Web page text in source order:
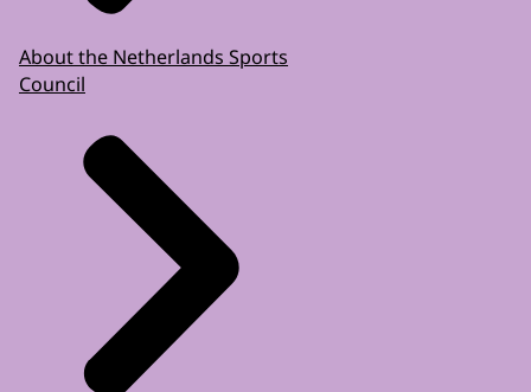
About the Netherlands Sports
Council